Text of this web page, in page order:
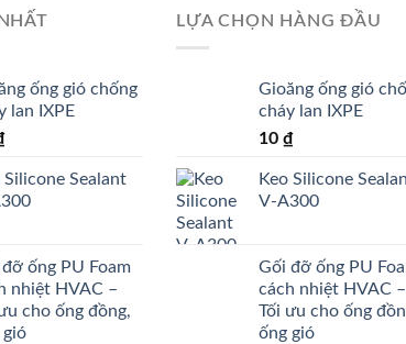
ống gió chống
lan IXPE
Silicone Sealant
ống PU Foam
nhiệt HVAC –
cho ống đồng,
gió
LỰA CHỌN HÀNG ĐẦU
Gioăng ống gió
cháy lan IXPE
10 ₫
Keo Silicone
V-A300
Gối đỡ ống PU
cách nhiệt HVAC –
Tối ưu cho ống
ống gió